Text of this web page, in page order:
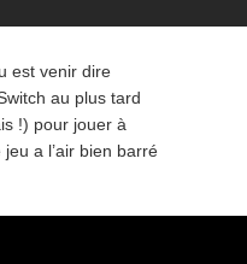
est venir dire
au plus tard
!) pour jouer à
jeu a l’air bien barré